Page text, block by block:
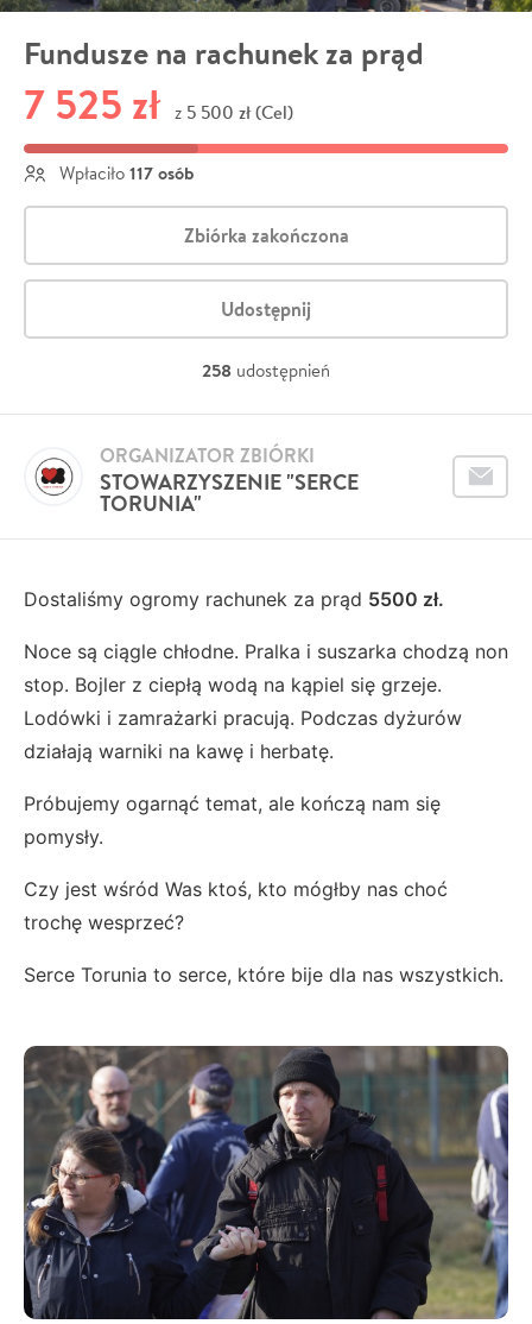
Fundusze na rachunek za prąd
7 525 zł z 5 500 zł (Cel)
Wpłaciło 117 osób
Zbiórka zakończona
Udostępnij
258 udostępnień
STOWARZYSZENIE "SERCE
TORUNIA"
ORGANIZATOR ZBIÓRKI
Dostaliśmy ogromy rachunek za prąd 5500 zł.
Noce są ciągle chłodne. Pralka i suszarka chodzą non
stop. Bojler z ciepłą wodą na kąpiel się grzeje.
Lodówki i zamrażarki pracują. Podczas dyżurów
działają warniki na kawę i herbatę.
Próbujemy ogarnąć temat, ale kończą nam się
pomysły.
Czy jest wśród Was ktoś, kto mógłby nas choć
trochę wesprzeć?
Serce Torunia to serce, które bije dla nas wszystkich.